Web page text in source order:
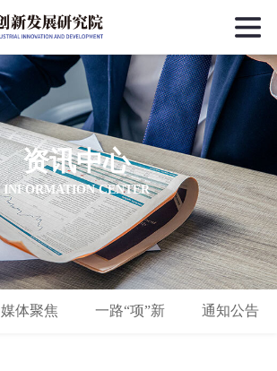
资讯中心
INFORMATION CENTER
媒体聚焦 一路“项”新 通知公告